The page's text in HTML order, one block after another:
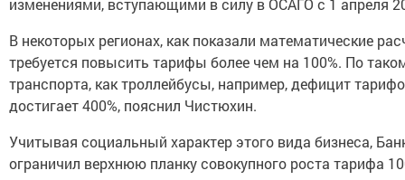
изменениями, вступающими в силу в ОСАГО с 1 апреля
В некоторых регионах, как показали математические
требуется повысить тарифы более чем на 100%. По
транспорта, как троллейбусы, например, дефицит
достигает 400%, пояснил Чистюхин.
Учитывая социальный характер этого вида бизнеса,
ограничил верхнюю планку совокупного роста тарифа